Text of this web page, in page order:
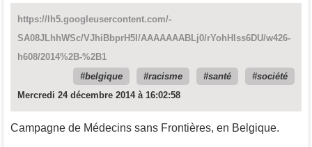
https://lh5.googleusercontent.com/-
SA08JLhhWSc/VJhiBbprH5I/AAAAAAABLj0/rYohHlss6DU/w426-
h608/2014%2B-%2B1
belgique
racisme santé
société
Mercredi 24 décembre 2014 à 16:02:58
Campagne de Médecins sans Frontières, en Belgique.